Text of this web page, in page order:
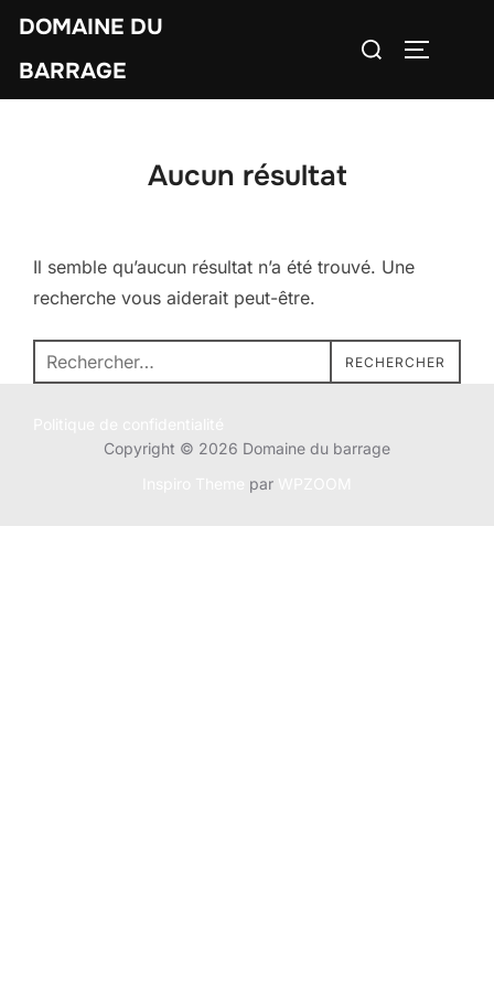
Aller
contenu
DOMAINE DU
BARRAGE
Rechercher :
Aucun résultat
Il semble qu’aucun résultat n’a été trouvé. Une
recherche vous aiderait peut-être.
Recherche
pour :
RECHERCHER
Copyright © 2026 Domaine du barrage
par